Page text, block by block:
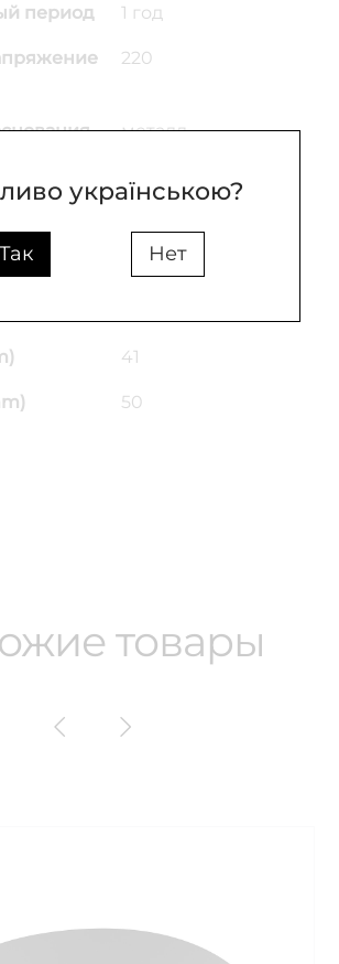
период 1 год
220
металл
белый
41
50
товары
українською?
Так Нет